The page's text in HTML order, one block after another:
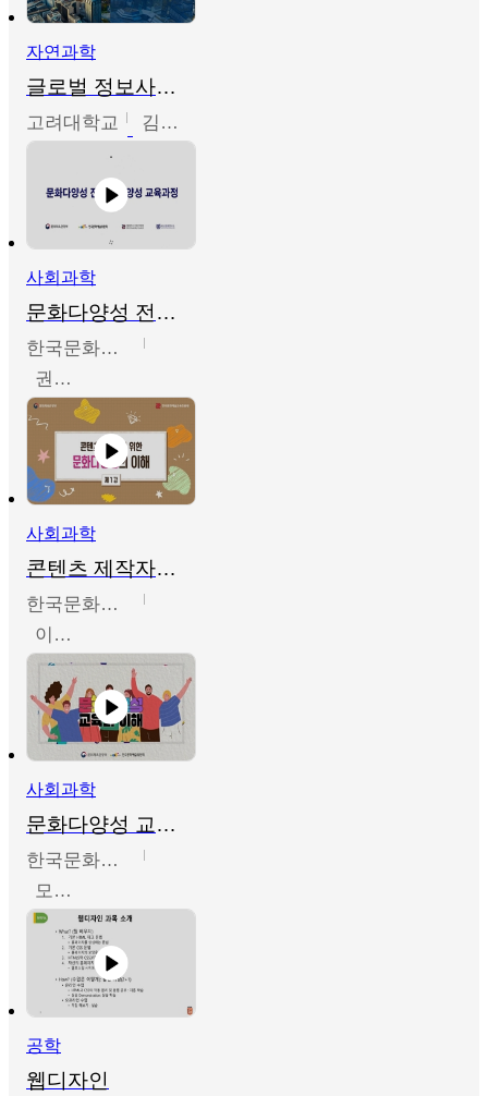
자연과학
글로벌 정보사회와 통계의 창의적 기능
고려대학교 김희영
사회과학
문화다양성 전문인력 양성 기본과정 - 문화다양성의 이해
한국문화예술교육진흥원
권숙인 외 8명
사회과학
콘텐츠 제작자를 위한 문화다양성의 이해
한국문화예술교육진흥원
이성민
사회과학
문화다양성 교육의 이해
한국문화예술교육진흥원
모경환,성상환,정문성
공학
웹디자인